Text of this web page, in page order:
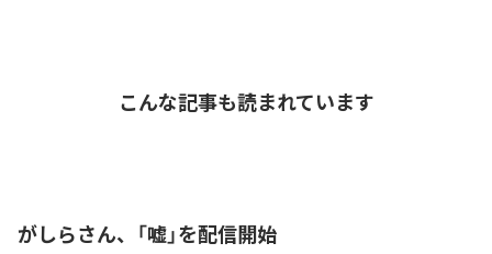
こんな記事も読まれています
がしらさん、「嘘」を配信開始